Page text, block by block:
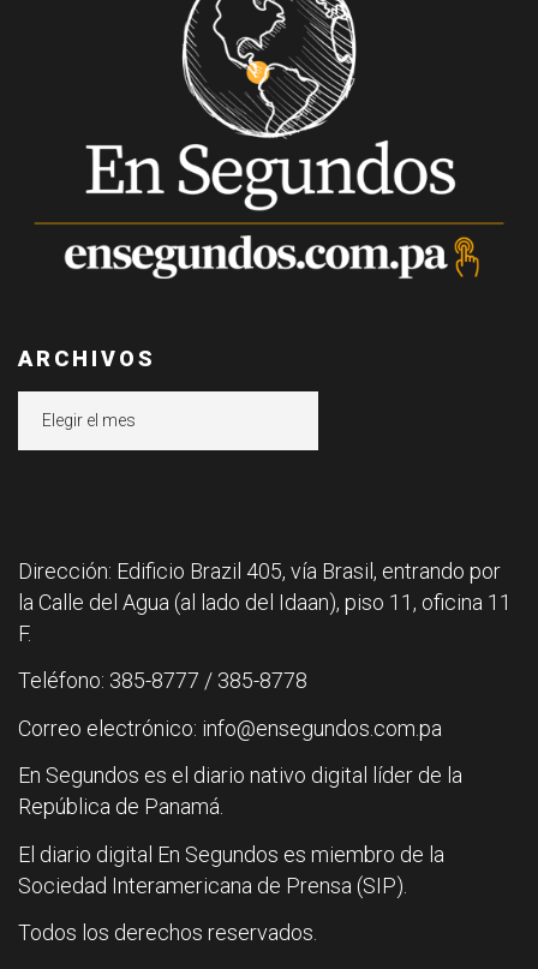
ARCHIVOS
Dirección: Edificio Brazil 405, vía Brasil, entrando por
la Calle del Agua (al lado del Idaan), piso 11, oficina 11
F.
Teléfono: 385-8777 / 385-8778
Correo electrónico: info@ensegundos.com.pa
En Segundos es el diario nativo digital líder de la
República de Panamá.
El diario digital En Segundos es miembro de la
Sociedad Interamericana de Prensa (SIP).
Todos los derechos reservados.